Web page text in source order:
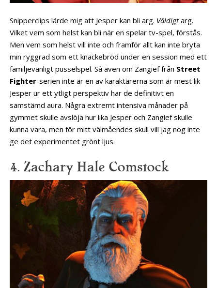
Snipperclips lärde mig att Jesper kan bli arg. Väldigtarg.
Vilket vem som helst kan bli när en spelar tv-spel, förstås.
Men vem som helst vill inte och framför allt kan inte bryta
min ryggrad som ett knäckebröd under en session med ett
familjevänligt pusselspel. Så även om Zangief från Street
Fighter-serien inte är en av karaktärerna som är mest lik
Jesper ur ett ytligt perspektiv har de definitivt en
samstämd aura. Några extremt intensiva månader på
gymmet skulle avslöja hur lika Jesper och Zangief skulle
kunna vara, men för mitt välmåendes skull vill jag nog inte
ge det experimentet grönt ljus.
4. Zachary Hale Comstock